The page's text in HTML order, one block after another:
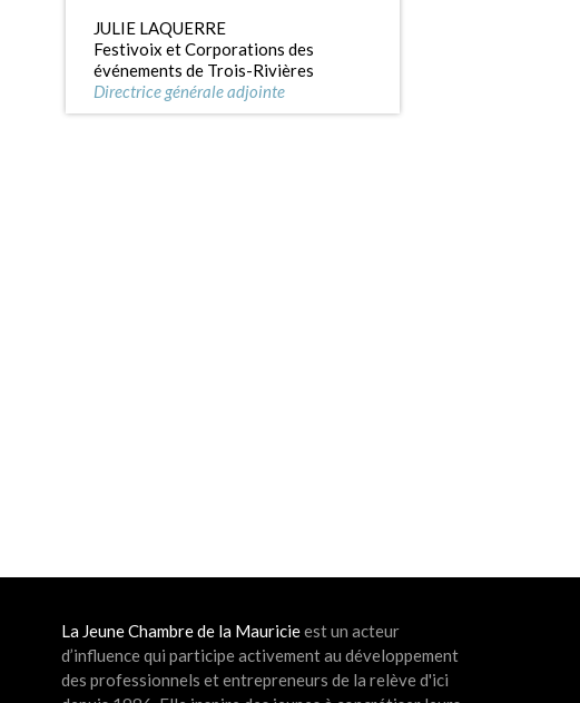
JULIE LAQUERRE
Festivoix et Corporations des
événements de Trois-Rivières
Directrice générale adjointe
La Jeune Chambre de la Mauricieest un acteur
d’influence qui participe activement au développement
des professionnels et entrepreneurs de la relève d'ici